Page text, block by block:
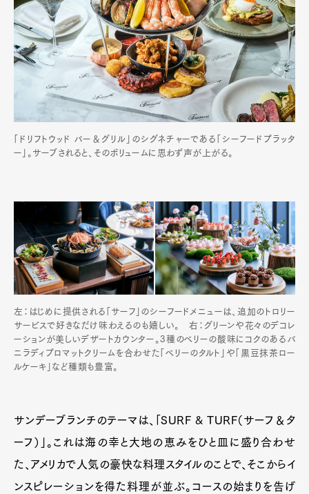
「ドリフトウッド バー＆グリル」のシグネチャーである「シーフードプラッタ
ー」。サーブされると、そのボリュームに思わず声が上がる。
左：はじめに提供される「サーフ」のシーフードメニューは、追加のトロリー
サービスで好きなだけ味わえるのも嬉しい。 右：グリーンや花々のデコレ
ーションが美しいデザートカウンター。3種のベリーの酸味にコクのあるバ
ニラディプロマットクリームを合わせた「ベリーのタルト」や「黒豆抹茶ロー
ルケーキ」など種類も豊富。
サンデーブランチのテーマは、「SURF & TURF（サーフ＆タ
ーフ）」。これは海の幸と大地の恵みをひと皿に盛り合わせ
た、アメリカで人気の豪快な料理スタイルのことで、そこからイ
ンスピレーションを得た料理が並ぶ。コースの始まりを告げ